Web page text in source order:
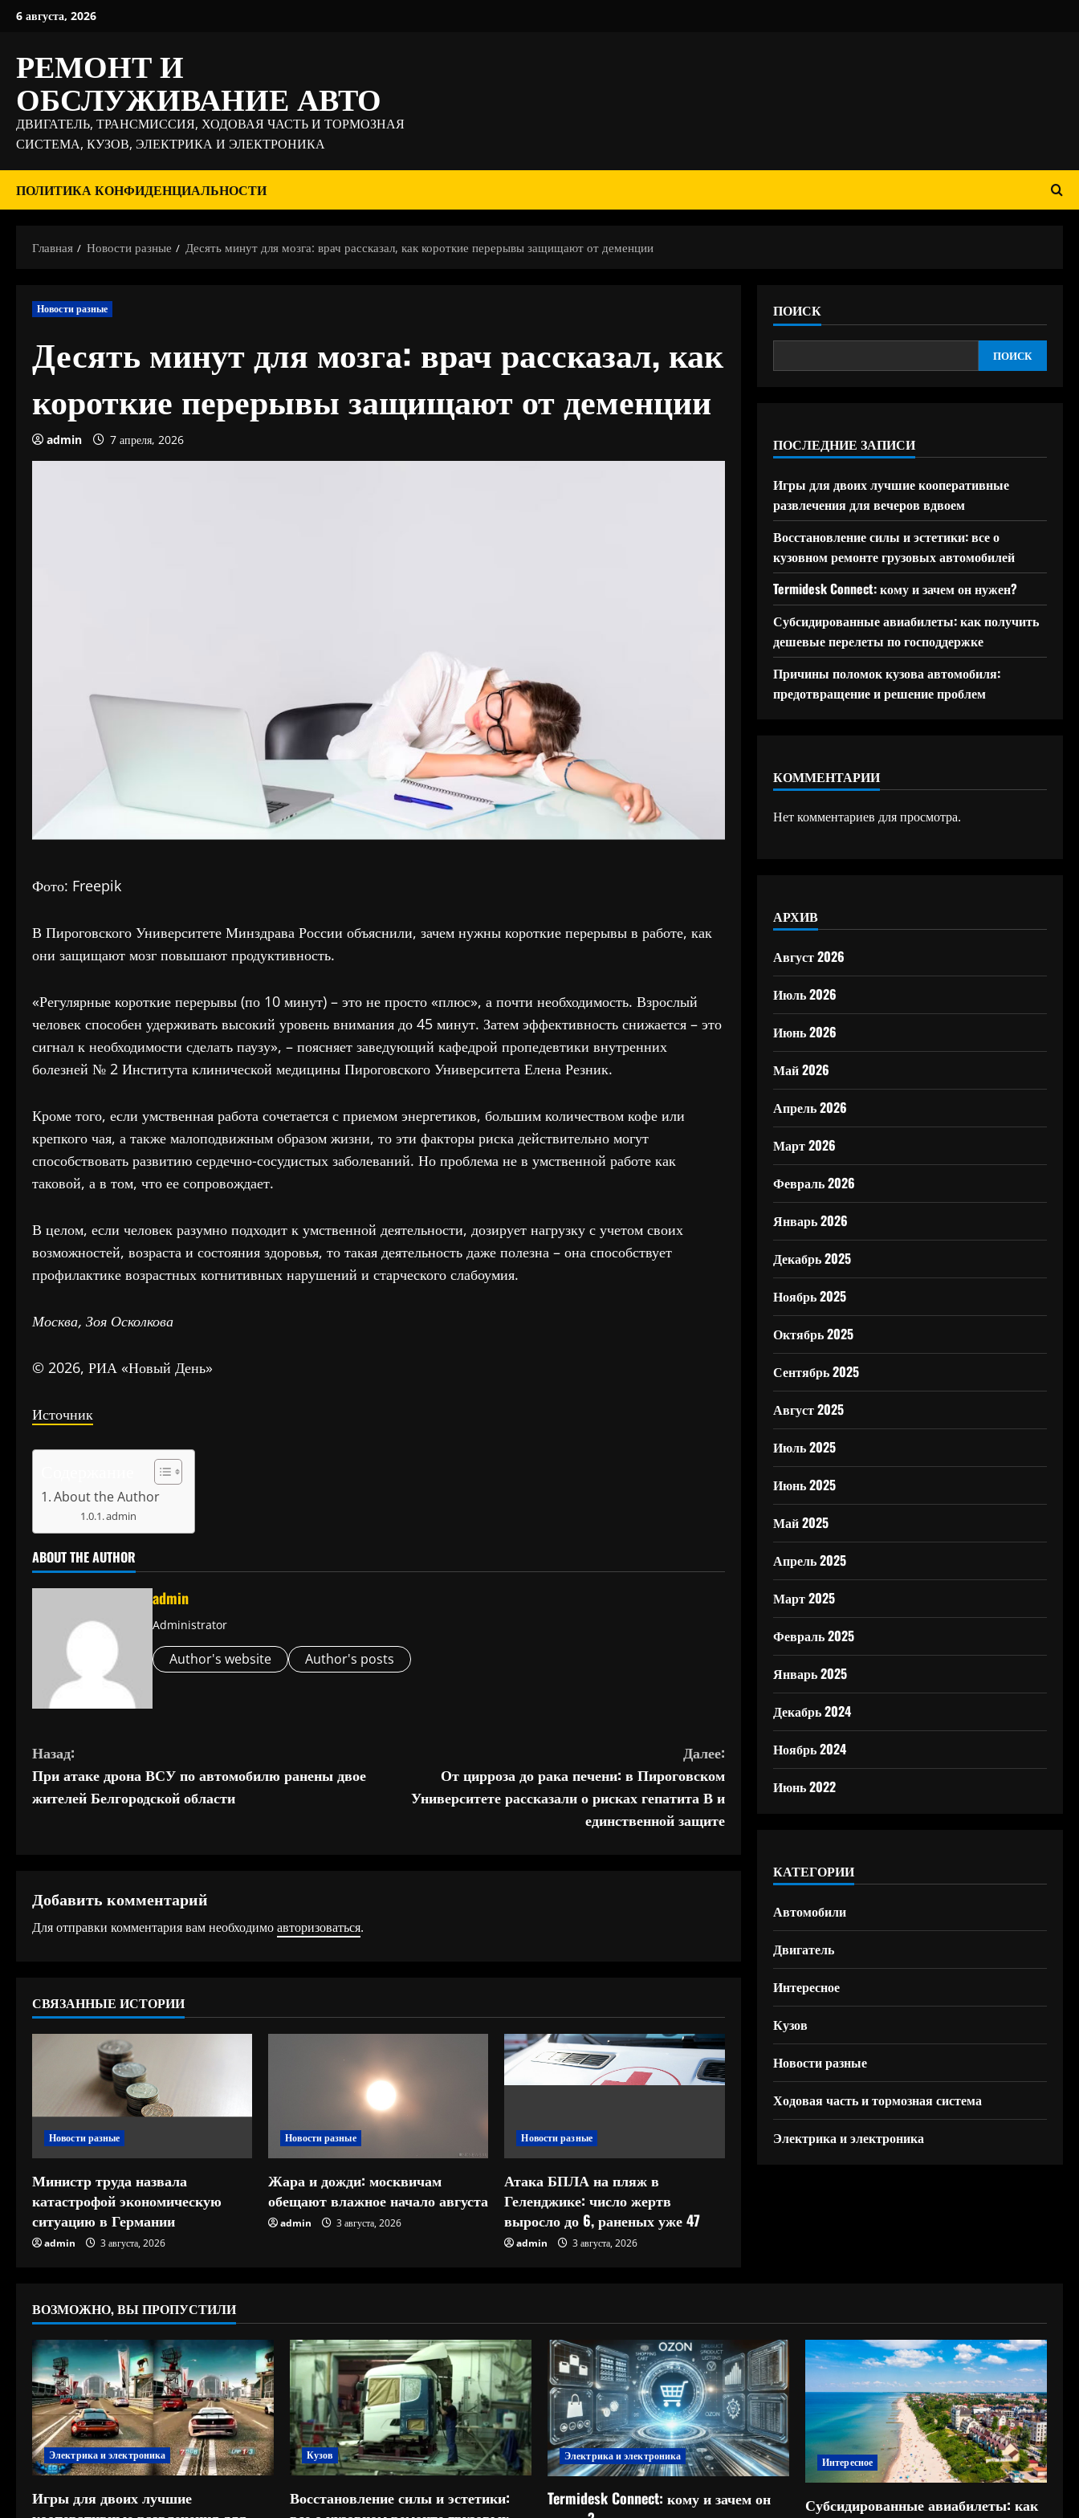
Перейти
6 августа, 2026
РЕМОНТ И
ОБСЛУЖИВАНИЕ АВТО
ДВИГАТЕЛЬ, ТРАНСМИССИЯ, ХОДОВАЯ ЧАСТЬ И ТОРМОЗНАЯ
СИСТЕМА, КУЗОВ, ЭЛЕКТРИКА И ЭЛЕКТРОНИКА
ПОЛИТИКА КОНФИДЕНЦИАЛЬНОСТИ
Главная Новости разные Десять минут для мозга: врач рассказал, как короткие перерывы защищают от деменции
Новости разные
Десять минут для мозга: врач рассказал, как
короткие перерывы защищают от деменции
admin 7 апреля, 2026
Фото: Freepik
В Пироговского Университете Минздрава России объяснили, зачем нужны короткие перерывы в работе, как
они защищают мозг повышают продуктивность.
«Регулярные короткие перерывы (по 10 минут) – это не просто «плюс», а почти необходимость. Взрослый
человек способен удерживать высокий уровень внимания до 45 минут. Затем эффективность снижается – это
сигнал к необходимости сделать паузу», – поясняет заведующий кафедрой пропедевтики внутренних
болезней № 2 Института клинической медицины Пироговского Университета Елена Резник.
Кроме того, если умственная работа сочетается с приемом энергетиков, большим количеством кофе или
крепкого чая, а также малоподвижным образом жизни, то эти факторы риска действительно могут
способствовать развитию сердечно-сосудистых заболеваний. Но проблема не в умственной работе как
таковой, а в том, что ее сопровождает.
В целом, если человек разумно подходит к умственной деятельности, дозирует нагрузку с учетом своих
возможностей, возраста и состояния здоровья, то такая деятельность даже полезна – она способствует
профилактике возрастных когнитивных нарушений и старческого слабоумия.
Москва, Зоя Осколкова
© 2026, РИА «Новый День»
Источник
About the Author
admin
ABOUT THE AUTHOR
admin
Administrator
Author's website Author's posts
П
р
о
л
и
т
т
е
н
и
Назад:
При атаке дрона ВСУ по автомобилю ранены двое
жителей Белгородской области
Далее:
От цирроза до рака печени: в Пироговском
Университете рассказали о рисках гепатита В и
единственной защите
Добавить комментарий
Для отправки комментария вам необходимоавторизоваться.
СВЯЗАННЫЕ ИСТОРИИ
Новости разные
Министр труда назвала
катастрофой экономическую
ситуацию в Германии
admin 3 августа, 2026
Новости разные
Жара и дожди: москвичам
обещают влажное начало августа
admin 3 августа, 2026
Новости разные
Атака БПЛА на пляж в
Геленджике: число жертв
выросло до 6, раненых уже 47
admin 3 августа, 2026
ПОИСК
ПОИСК
ПОСЛЕДНИЕ ЗАПИСИ
Игры для двоих лучшие кооперативные
развлечения для вечеров вдвоем
Восстановление силы и эстетики: все о
кузовном ремонте грузовых автомобилей
Termidesk Connect: кому и зачем он нужен?
Субсидированные авиабилеты: как получить
дешевые перелеты по господдержке
Причины поломок кузова автомобиля:
предотвращение и решение проблем
КОММЕНТАРИИ
Нет комментариев для просмотра.
АРХИВ
Август 2026
Июль 2026
Июнь 2026
Май 2026
Апрель 2026
Март 2026
Февраль 2026
Январь 2026
Декабрь 2025
Ноябрь 2025
Октябрь 2025
Сентябрь 2025
Август 2025
Июль 2025
Июнь 2025
Май 2025
Апрель 2025
Март 2025
Февраль 2025
Январь 2025
Декабрь 2024
Ноябрь 2024
Июнь 2022
КАТЕГОРИИ
Автомобили
Двигатель
Интересное
Кузов
Новости разные
Ходовая часть и тормозная система
Электрика и электроника
ВОЗМОЖНО, ВЫ ПРОПУСТИЛИ
Электрика и электроника
Игры для двоих лучшие
Кузов
Восстановление силы и эстетики:
Электрика и электроника
Termidesk Connect: кому и зачем он
Интересное
Субсидированные авиабилеты: как